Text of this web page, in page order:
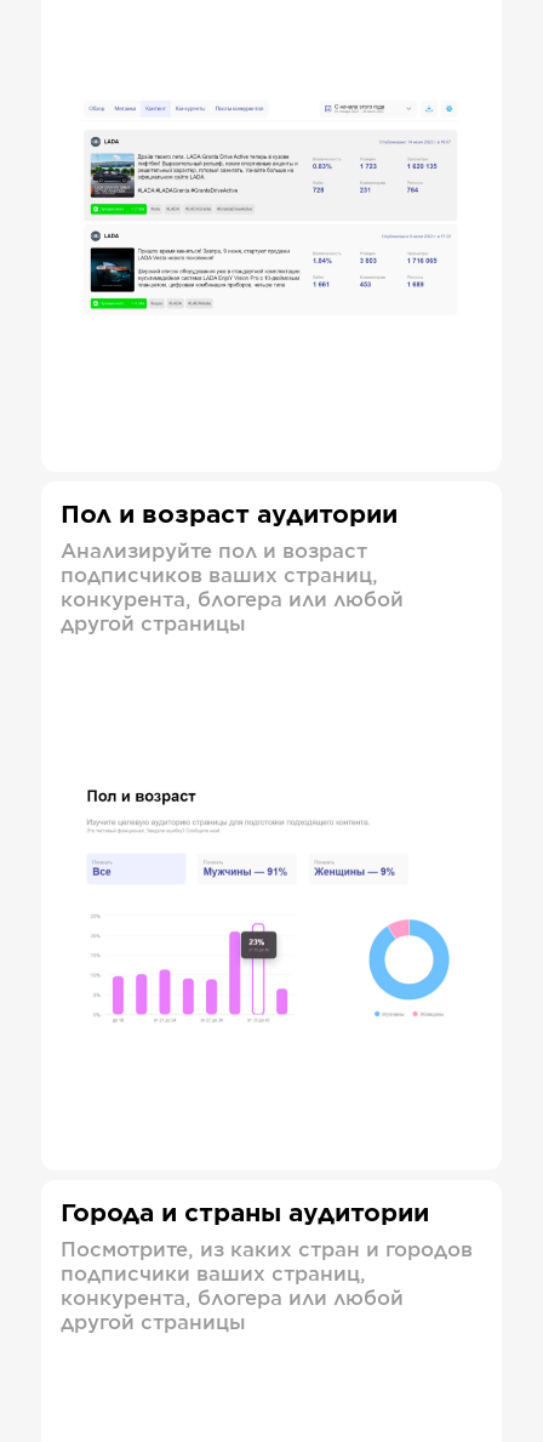
Пол и возраст аудитории
Анализируйте пол и возраст
подписчиков ваших страниц,
конкурента, блогера или любой
другой страницы
Города и страны аудитории
Посмотрите, из каких стран и городов
подписчики ваших страниц,
конкурента, блогера или любой
другой страницы